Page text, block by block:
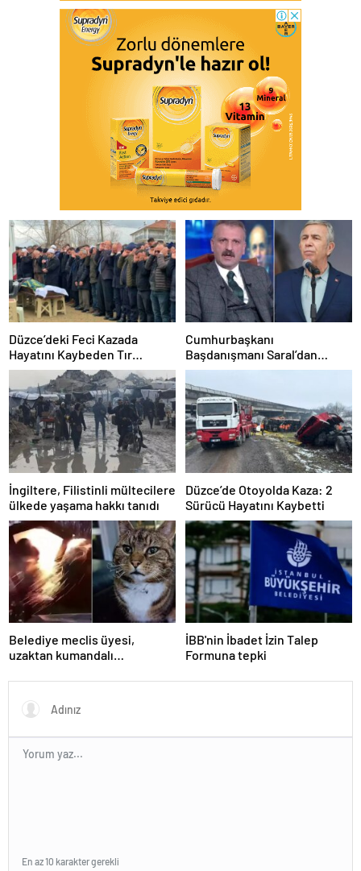
Düzce’deki Feci Kazada
Hayatını Kaybeden Tır
Sürücüsü Memleketine
Uğurlandı
Cumhurbaşkanı
Başdanışmanı Saral’dan
gündem yaratacak Mansur
Yavaş iddiası
İngiltere, Filistinli mültecilere
ülkede yaşama hakkı tanıdı
Düzce’de Otoyolda Kaza: 2
Sürücü Hayatını Kaybetti
Belediye meclis üyesi,
uzaktan kumandalı
uçurmaya çalıştı
İBB'nin İbadet İzin Talep
Formuna tepki
En az 10 karakter gerekli